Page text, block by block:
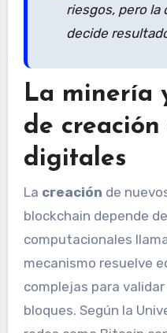
riesgos, pero la
decide
La minería
de
digitales
La creación de
blockchain depende
computacionales
mecanismo resuelve
complejas para
bloques. Según la